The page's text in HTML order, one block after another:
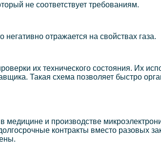
не соответствует требованиям.
отражается на свойствах газа.
их технического состояния. Их
Такая схема позволяет быстро
медицине и производстве
контракты вместо разовых